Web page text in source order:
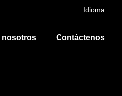
Idioma
nosotros Contáctenos